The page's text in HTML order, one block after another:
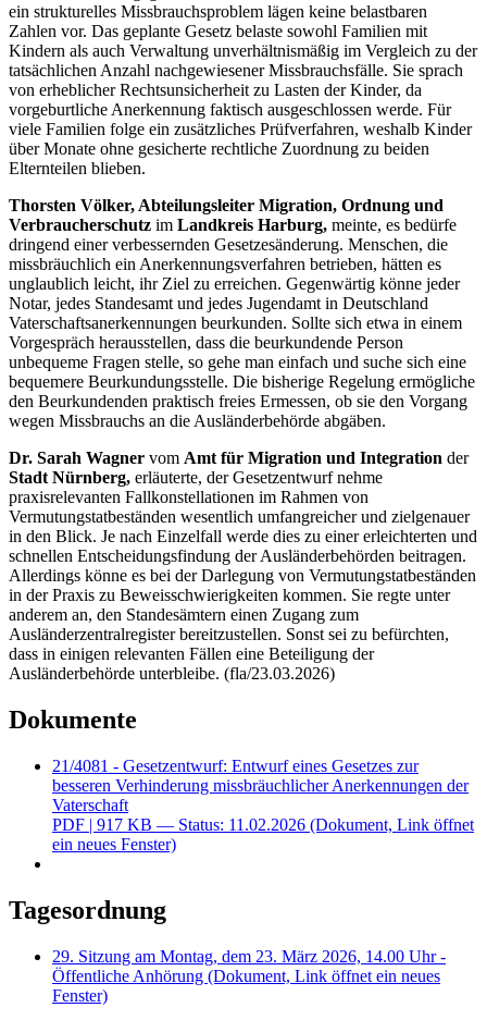
ein strukturelles Missbrauchsproblem lägen keine belastbaren
Zahlen vor. Das geplante Gesetz belaste sowohl Familien mit
Kindern als auch Verwaltung unverhältnismäßig im Vergleich zu der
tatsächlichen Anzahl nachgewiesener Missbrauchsfälle. Sie sprach
von erheblicher Rechtsunsicherheit zu Lasten der Kinder, da
vorgeburtliche Anerkennung faktisch ausgeschlossen werde. Für
viele Familien folge ein zusätzliches Prüfverfahren, weshalb Kinder
über Monate ohne gesicherte rechtliche Zuordnung zu beiden
Elternteilen blieben.
Thorsten Völker, Abteilungsleiter Migration, Ordnung und
Verbraucherschutz im Landkreis Harburg, meinte, es bedürfe
dringend einer verbessernden Gesetzesänderung. Menschen, die
missbräuchlich ein Anerkennungsverfahren betrieben, hätten es
unglaublich leicht, ihr Ziel zu erreichen. Gegenwärtig könne jeder
Notar, jedes Standesamt und jedes Jugendamt in Deutschland
Vaterschaftsanerkennungen beurkunden. Sollte sich etwa in einem
Vorgespräch herausstellen, dass die beurkundende Person
unbequeme Fragen stelle, so gehe man einfach und suche sich eine
bequemere Beurkundungsstelle. Die bisherige Regelung ermögliche
den Beurkundenden praktisch freies Ermessen, ob sie den Vorgang
wegen Missbrauchs an die Ausländerbehörde abgäben.
Dr. Sarah Wagner vom Amt für Migration und Integration der
Stadt Nürnberg, erläuterte, der Gesetzentwurf nehme
praxisrelevanten Fallkonstellationen im Rahmen von
Vermutungstatbeständen wesentlich umfangreicher und zielgenauer
in den Blick. Je nach Einzelfall werde dies zu einer erleichterten und
schnellen Entscheidungsfindung der Ausländerbehörden beitragen.
Allerdings könne es bei der Darlegung von Vermutungstatbeständen
in der Praxis zu Beweisschwierigkeiten kommen. Sie regte unter
anderem an, den Standesämtern einen Zugang zum
Ausländerzentralregister bereitzustellen. Sonst sei zu befürchten,
dass in einigen relevanten Fällen eine Beteiligung der
Ausländerbehörde unterbleibe. (fla/23.03.2026)
Dokumente
21/4081 - Gesetzentwurf: Entwurf eines Gesetzes zur
besseren Verhinderung missbräuchlicher Anerkennungen der
Vaterschaft
PDF | 917 KB — Status: 11.02.2026 (Dokument, Link öffnet
ein neues Fenster)
Tagesordnung
29. Sitzung am Montag, dem 23. März 2026, 14.00 Uhr -
Öffentliche Anhörung (Dokument, Link öffnet ein neues
Fenster)